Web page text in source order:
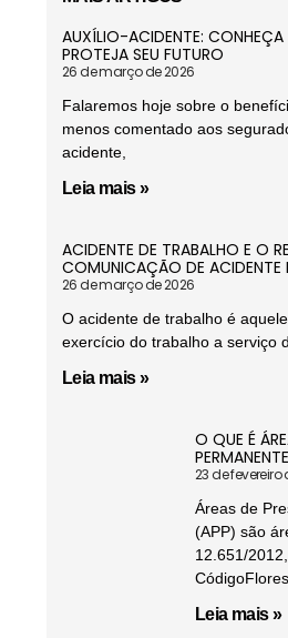
AUXÍLIO-ACIDENTE: CONHEÇA
PROTEJA SEU FUTURO
26 de março de 2026
Falaremos hoje sobre o
menos comentado aos
acidente,
Leia mais »
ACIDENTE DE TRABALHO E O
COMUNICAÇÃO DE
26 de março de 2026
O acidente de trabalho é
exercício do trabalho a serviço
Leia mais »
O QUE É
PERMANENTE
23 de fevereiro
Áreas de
(APP) são
12.651/
Leia mais »